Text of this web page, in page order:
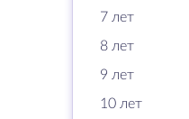
7 лет
8 лет
9 лет
10 лет